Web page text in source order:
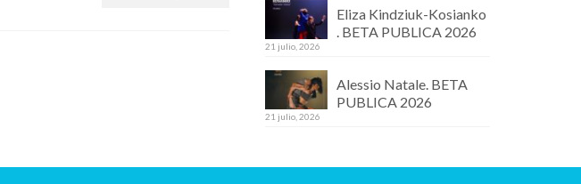
Eliza Kindziuk-Kosianko
. BETA PUBLICA 2026
21 julio, 2026
Alessio Natale. BETA
PUBLICA 2026
21 julio, 2026